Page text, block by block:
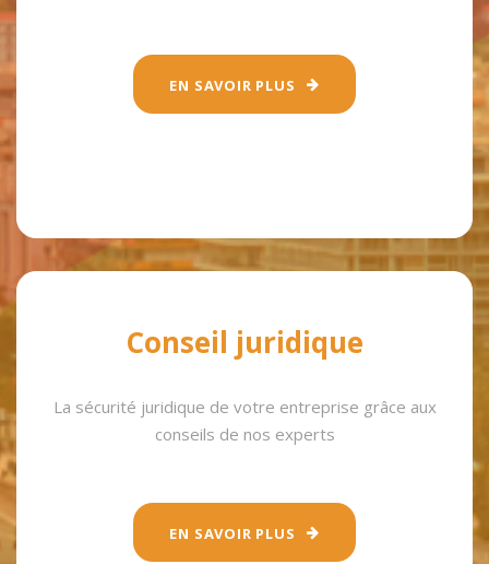
EN SAVOIR PLUS
Conseil juridique
La sécurité juridique de votre entreprise grâce aux
conseils de nos experts
EN SAVOIR PLUS